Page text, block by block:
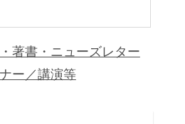
著書・ニューズレター
ー／講演等